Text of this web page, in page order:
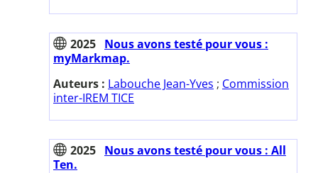
2025 Nous avons testé pour vous :
myMarkmap.
Auteurs : Labouche Jean-Yves ; Commission
inter-IREM TICE
2025 Nous avons testé pour vous : All
Ten.